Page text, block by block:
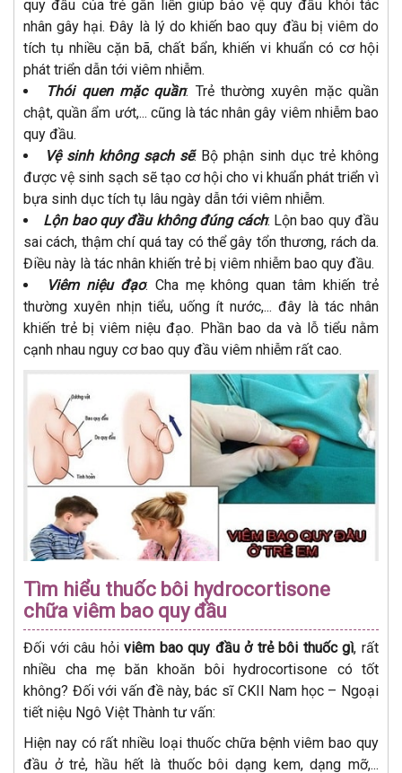
quy đầu của trẻ gắn liền giúp bảo vệ quy đầu khỏi tác
nhân gây hại. Đây là lý do khiến bao quy đầu bị viêm do
tích tụ nhiều cặn bã, chất bẩn, khiến vi khuẩn có cơ hội
phát triển dẫn tới viêm nhiễm.
Thói quen mặc quần: Trẻ thường xuyên mặc quần
chật, quần ẩm ướt,... cũng là tác nhân gây viêm nhiễm bao
quy đầu.
Vệ sinh không sạch sẽ: Bộ phận sinh dục trẻ không
được vệ sinh sạch sẽ tạo cơ hội cho vi khuẩn phát triển vì
bựa sinh dục tích tụ lâu ngày dẫn tới viêm nhiễm.
Lộn bao quy đầu không đúng cách: Lộn bao quy đầu
sai cách, thậm chí quá tay có thể gây tổn thương, rách da.
Điều này là tác nhân khiến trẻ bị viêm nhiễm bao quy đầu.
Viêm niệu đạo: Cha mẹ không quan tâm khiến trẻ
thường xuyên nhịn tiểu, uống ít nước,... đây là tác nhân
khiến trẻ bị viêm niệu đạo. Phần bao da và lỗ tiểu nằm
cạnh nhau nguy cơ bao quy đầu viêm nhiễm rất cao.
Tìm hiểu thuốc bôi hydrocortisone
chữa viêm bao quy đầu
Đối với câu hỏiviêm bao quy đầu ở trẻ bôi thuốc gì, rất
nhiều cha mẹ băn khoăn bôi hydrocortisone có tốt
không? Đối với vấn đề này, bác sĩ CKII Nam học – Ngoại
tiết niệu Ngô Việt Thành tư vấn:
Hiện nay có rất nhiều loại thuốc chữa bệnh viêm bao quy
đầu ở trẻ, hầu hết là thuốc bôi dạng kem, dạng mỡ,...